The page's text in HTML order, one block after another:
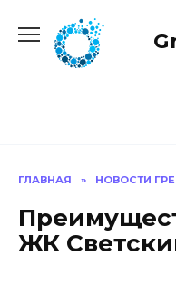
содержанию
ГЛАВНАЯ » НОВОСТИ
ЖК